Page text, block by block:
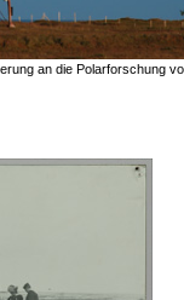
an die Polarforschung